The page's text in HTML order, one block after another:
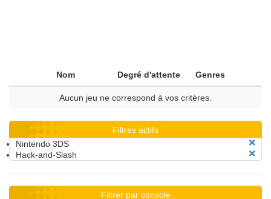
Nom Degré d'attente Genres
Aucun jeu ne correspond à vos critères.
Filtres actifs
Nintendo 3DS
Hack-and-Slash
Filtrer par console